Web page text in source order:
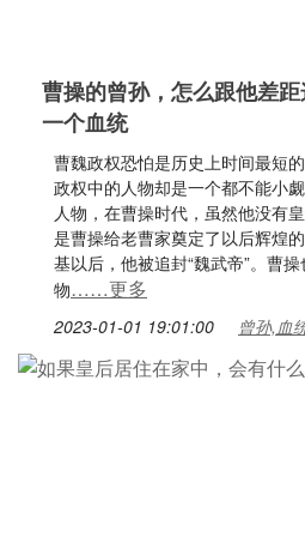
曹操的曾孙，怎么跟他差
一个血统
曹魏政权恐怕是历史上时间最短
政权中的人物却是一个都不能小
人物，在曹操时代，虽然他没有
是曹操给老曹家奠定了以后辉煌
基以后，他被追封“魏武帝”。曹
物……更多
2023-01-01 19:01:00 曾孙,血